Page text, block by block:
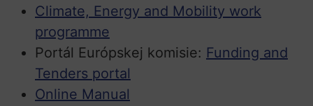
Climate, Energy and Mobility work
programme
Portál Európskej komisie: Funding and
Tenders portal
Online Manual